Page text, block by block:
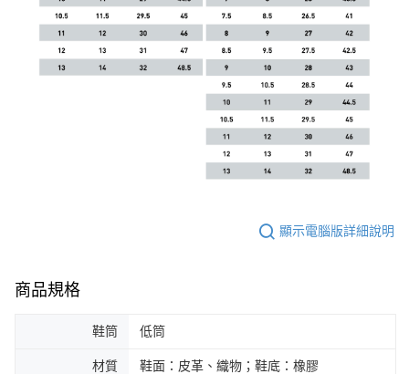
顯示電腦版詳細說明
商品規格
鞋筒 低筒
材質 鞋面：皮革、織物；鞋底：橡膠